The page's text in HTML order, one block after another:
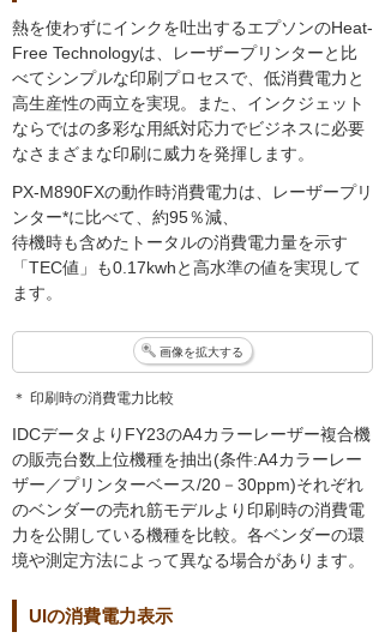
熱を使わずにインクを吐出するエプソンのHeat-
Free Technologyは、レーザープリンターと比
べてシンプルな印刷プロセスで、低消費電力と
高生産性の両立を実現。また、インクジェット
ならではの多彩な用紙対応力でビジネスに必要
なさまざまな印刷に威力を発揮します。
PX-M890FXの動作時消費電力は、レーザープリ
ンター*に比べて、約95％減、
待機時も含めたトータルの消費電力量を示す
「TEC値」も0.17kwhと高水準の値を実現して
ます。
画像を拡大する
＊ 印刷時の消費電力比較
IDCデータよりFY23のA4カラーレーザー複合機
の販売台数上位機種を抽出(条件:A4カラーレー
ザー／プリンターベース/20－30ppm)それぞれ
のベンダーの売れ筋モデルより印刷時の消費電
力を公開している機種を比較。各ベンダーの環
境や測定方法によって異なる場合があります。
UIの消費電力表示